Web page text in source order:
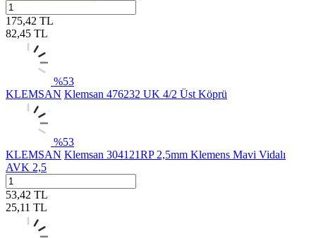
175,42 TL
82,45 TL
%53
KLEMSAN Klemsan 476232 UK 4/2 Üst Köprü
%53
KLEMSAN Klemsan 304121RP 2,5mm Klemens Mavi Vidalı
AVK 2,5
53,42 TL
25,11 TL